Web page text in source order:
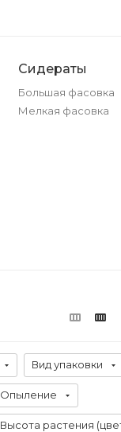
Сидераты
Большая фасовка
Мелкая фасовка
Вид упаковки
Опыление
Высота растения